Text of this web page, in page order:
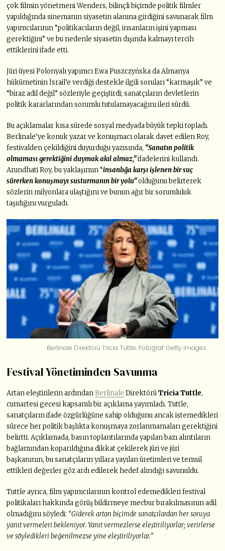
çok filmin yönetmeni Wenders, bilinçli biçimde politik filmler
yapıldığında sinemanın siyasetin alanına girdiğini savunarak film
yapımcılarının “politikacıların değil, insanların işini yapması
gerektiğini” ve bu nedenle siyasetin dışında kalmayı tercih
ettiklerini ifade etti.
Jüri üyesi Polonyalı yapımcı Ewa Puszczyńska da Almanya
hükümetinin İsrail’e verdiği destekle ilgili soruları “karmaşık” ve
“biraz adil değil” sözleriyle geçiştirdi; sanatçıların devletlerin
politik kararlarından sorumlu tutulamayacağını ileri sürdü.
Bu açıklamalar kısa sürede sosyal medyada büyük tepki topladı.
Berlinale’ye konuk yazar ve konuşmacı olarak davet edilen Roy,
festivalden çekildiğini duyurduğu yazısında, “Sanatın politik
olmaması gerektiğini duymak akıl almaz,”ifadelerini kullandı.
Arundhati Roy, bu yaklaşımın “insanlığa karşı işlenen bir suç
sürerken konuşmayı susturmanın bir yolu”olduğunu belirterek
sözlerin milyonlara ulaştığını ve bunun ağır bir sorumluluk
taşıdığını vurguladı.
Berlinale Direktörü Tricia Tuttle. Fotoğraf: Getty Images.
Festival Yönetiminden Savunma
Artan eleştirilerin ardındanBerlinale DirektörüTricia Tuttle,
cumartesi gecesi kapsamlı bir açıklama yayımladı. Tuttle,
sanatçıların ifade özgürlüğüne sahip olduğunu ancak istemedikleri
sürece her politik başlıkta konuşmaya zorlanmamaları gerektiğini
belirtti. Açıklamada, basın toplantılarında yapılan bazı alıntıların
bağlamından koparıldığına dikkat çekilerek jüri ve jüri
başkanının, bu sanatçıların yıllara yayılan üretimleri ve temsil
ettikleri değerler göz ardı edilerek hedef alındığı savunuldu.
Tuttle ayrıca, film yapımcılarının kontrol edemedikleri festival
politikaları hakkında görüş bildirmeye mecbur bırakılmasının adil
olmadığını söyledi: “Giderek artan biçimde sanatçılardan her soruya
yanıt vermeleri bekleniyor. Yanıt vermezlerse eleştiriliyorlar; verirlerse
ve söyledikleri beğenilmezse yine eleştiriliyorlar.”